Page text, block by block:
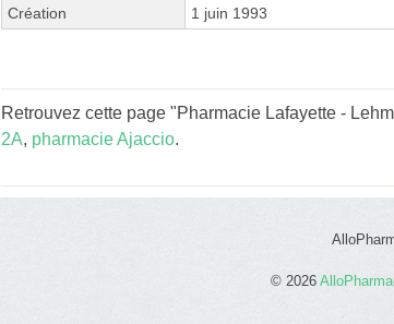
Création
1 juin 1993
Retrouvez cette page "Pharmacie Lafayette -
2A, pharmacie Ajaccio.
© 2026